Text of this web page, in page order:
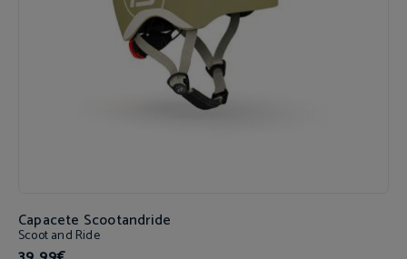
Capacete Scootandride
Scoot and Ride